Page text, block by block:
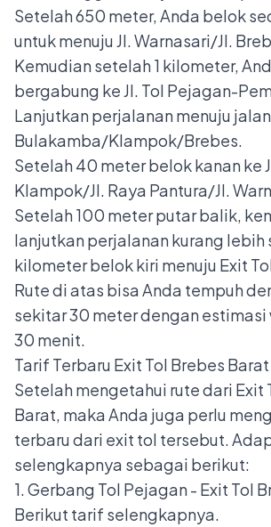
Setelah 650 meter, Anda belok
untuk menuju Jl. Warnasari/Jl.
Kemudian setelah 1 kilometer,
bergabung ke Jl. Tol Pejagan-
Lanjutkan perjalanan menuju
Bulakamba/Klampok/Brebes.
Setelah 40 meter belok kanan ke
Klampok/Jl. Raya Pantura/Jl.
Setelah 100 meter putar balik,
lanjutkan perjalanan kurang lebih
kilometer belok kiri menuju Exit
Rute di atas bisa Anda tempuh
sekitar 30 meter dengan estimasi
30 menit.
Tarif Terbaru Exit Tol Brebes
Setelah mengetahui rute dari Exit
Barat, maka Anda juga perlu
terbaru dari exit tol tersebut.
selengkapnya sebagai berikut:
1. Gerbang Tol Pejagan - Exit Tol
Berikut tarif selengkapnya.